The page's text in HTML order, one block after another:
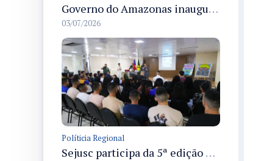
Governo do Amazonas inaugura primeiro Castramóvel Fluvial para atendimento veterinário às comunidades ribeirinhas e castração gratuita
03/07/2026
Políticia Regional
Sejusc participa da 5ª edição do Caminhos Literários com foco na cultura hip-hop nas unidades socioeducativas